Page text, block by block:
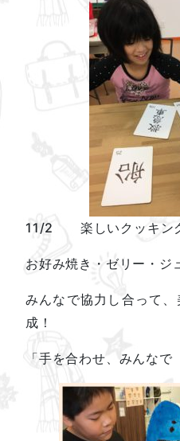
11/2 楽しいクッキン
お好み焼き・ゼリー・ジ
みんなで協力し合って
成！
「手を合わせ、みんなで